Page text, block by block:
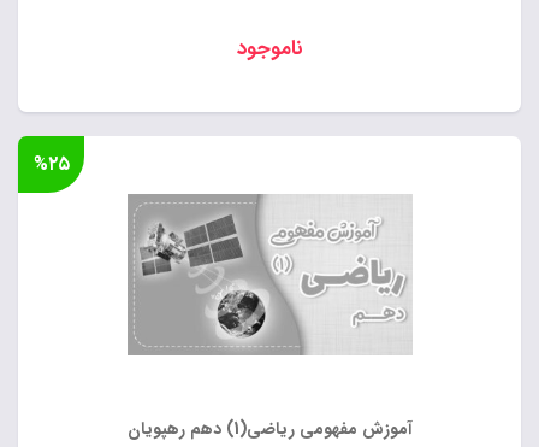
ناموجود
آموزش مفهومی ریاضی(1) دهم رهپویان
%۲۵